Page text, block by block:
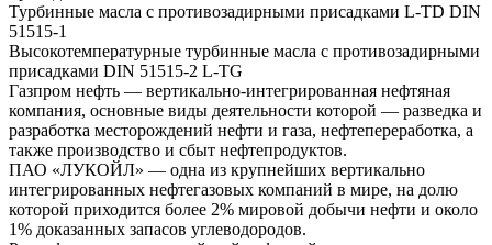
Турбинные масла с противозадирными присадками L-TD DIN
51515-1
Высокотемпературные турбинные масла с противозадирными
присадками DIN 51515-2 L-TG
Газпром нефть — вертикально-интегрированная нефтяная
компания, основные виды деятельности которой — разведка и
разработка месторождений нефти и газа, нефтепереработка, а
также производство и сбыт нефтепродуктов.
ПАО «ЛУКОЙЛ» — одна из крупнейших вертикально
интегрированных нефтегазовых компаний в мире, на долю
которой приходится более 2% мировой добычи нефти и около
1% доказанных запасов углеводородов.